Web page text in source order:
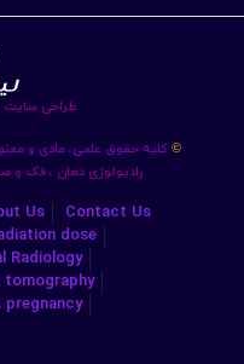
طراحی سایت
© کلیه حقوق علمی، مادی و
رادیولوژی دهان ، فک و
Contact Us
Us
dose
Radiology
tomography
pregnancy